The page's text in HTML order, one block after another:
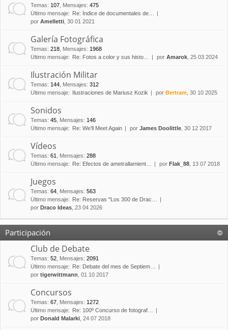
Temas: 107 Mensajes: 475
Último mensaje:
Re: Índice de documentales de…
por Amelletti , 30 01 2021
Galería Fotográfica
Temas: 218 Mensajes: 1968
Último mensaje:
Re: Fotos a color y sus histo… por Amarok , 25 03 2024
Ilustración Militar
Temas: 144 Mensajes: 312
Último mensaje:
Ilustraciones de Mariusz Kozik por Bertram , 30 10 2025
Sonidos
Temas: 45 Mensajes: 146
Último mensaje:
Re: We'll Meet Again por James Doolittle , 30 12 2017
Vídeos
Temas: 61 Mensajes: 288
Último mensaje:
Re: Efectos de ametrallamient… por Flak_88 , 13 07 2018
Juegos
Temas: 64 Mensajes: 563
Último mensaje:
Re: Reservas "Los 300 de Drac…
por Draco Ideas , 23 04 2026
Participación
Club de Debate
Temas: 52 Mensajes: 2091
Último mensaje:
Re: Debate del mes de Septiem…
por tigerwittmann , 01 10 2017
Concursos
Temas: 67 Mensajes: 1272
Último mensaje:
Re: 100º Concurso de fotograf…
por Donald Malarki , 24 07 2018